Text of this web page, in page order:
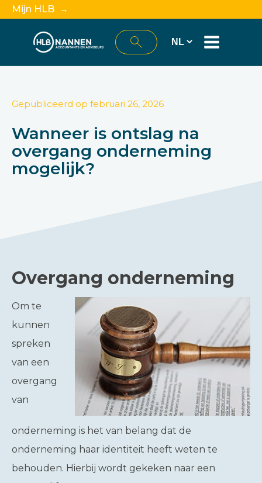
Mijn HLB →
Gepubliceerd op februari 26, 2026
Wanneer is ontslag na
overgang onderneming
mogelijk?
Overgang onderneming
Om te
kunnen
spreken
van een
overgang
van
onderneming is het van belang dat de
onderneming haar identiteit heeft weten te
behouden. Hierbij wordt gekeken naar een